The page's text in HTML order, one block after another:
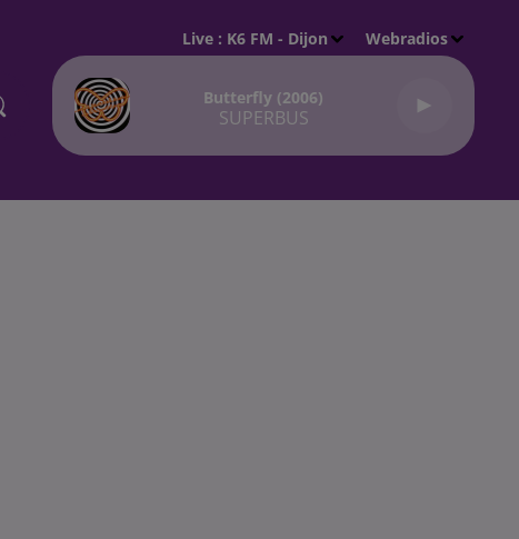
Live : K6 FM - Dijon Webradios
Butterfly (2006)
SUPERBUS